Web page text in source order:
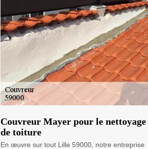
Couvreur Mayer pour le nettoyage
de toiture
En œuvre sur tout Lille 59000, notre entreprise